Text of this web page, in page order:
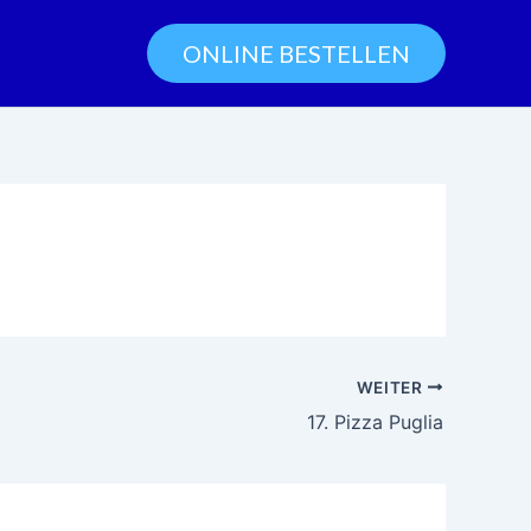
ONLINE BESTELLEN
WEITER
17. Pizza Puglia